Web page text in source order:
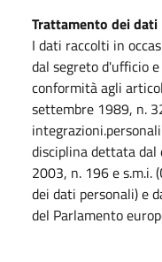
Trattamento dei dati
I dati raccolti in
dal segreto d'ufficio
conformità agli
settembre 1989, n.
disciplina dettata
2003, n. 196 e s.m.i.
dei dati personali) e
del Parlamento